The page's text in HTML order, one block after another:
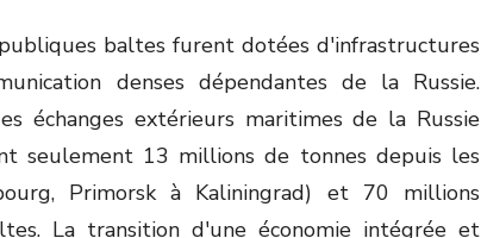
baltes furent dotées d'infrastructures
denses dépendantes de la Russie.
échanges extérieurs maritimes de la Russie
seulement 13 millions de tonnes depuis les
Primorsk à Kaliningrad) et 70 millions
La transition d'une économie intégrée et